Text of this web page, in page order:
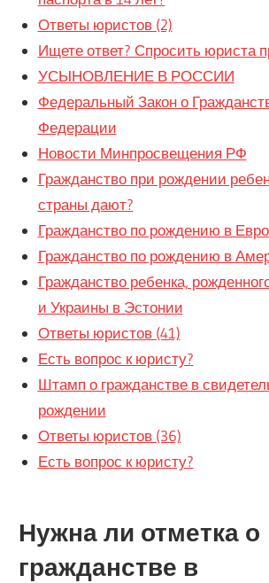
Ответы юристов (2)
Ищете ответ? Спросить юриста
УСЫНОВЛЕНИЕ В РОССИИ
Федеральный Закон о
Федерации
Новости Минпросвещения РФ
Гражданство при рождении
страны дают?
Гражданство по рождению в
Гражданство по рождению в
Гражданство ребенка,
и Украины в Эстонии
Ответы юристов (41)
Есть вопрос к юристу?
Штамп о гражданстве в
рождении
Ответы юристов (36)
Есть вопрос к юристу?
Нужна ли отметка о
гражданстве в